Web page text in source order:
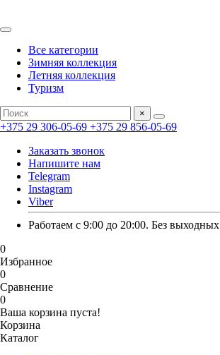
Все категории
Зимняя коллекция
Летняя коллекция
Туризм
×
+375 29 306-05-69 +375 29 856-05-69
Заказать звонок
Напишите нам
Telegram
Instagram
Viber
Работаем с 9:00 до 20:00. Без выходных
0
Избранное
0
Сравнение
0
Ваша корзина пуста!
Корзина
Каталог